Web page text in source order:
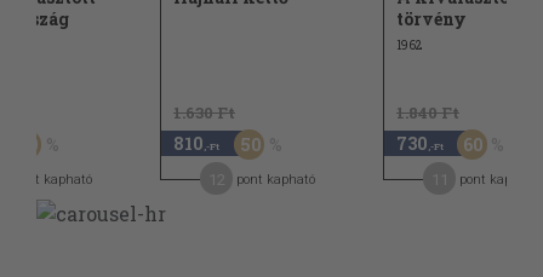
50
pont kapható
1.630 Ft
810 ,-Ft 50
pont kapható
törvény
1962
1.840 Ft
730 ,-Ft 60
pont kapható